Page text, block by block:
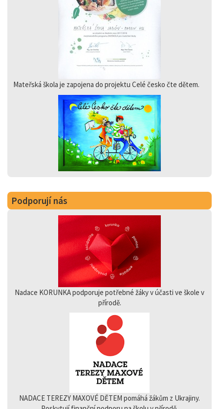
Mateřská škola je zapojena do projektu Celé česko čte dětem.
Podporují nás
Nadace KORUNKA podporuje potřebné žáky v účasti ve škole v
přírodě.
NADACE TEREZY MAXOVÉ DĚTEM pomáhá žákům z Ukrajiny.